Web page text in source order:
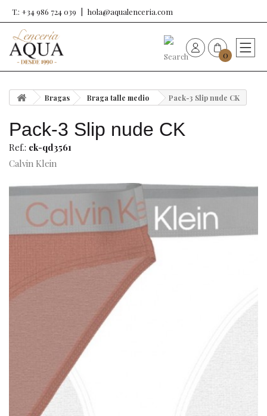
T.: +34 986 724 039 hola@aqualenceria.com
0
Sujetadores
Baño de mujer
Ropa y complementos
Prendas moldeadoras
Hombre
Bragas Braga talle medio Pack-3 Slip nude CK
Pack-3 Slip nude CK
Ref.: ck-qd3561
Calvin Klein